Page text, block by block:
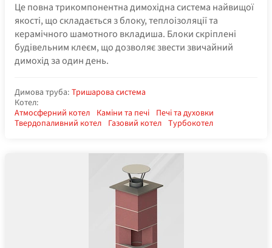
Це повна трикомпонентна димохідна система найвищої
якості, що складається з блоку, теплоізоляції та
керамічного шамотного вкладиша. Блоки скріплені
будівельним клеєм, що дозволяє звести звичайний
димохід за один день.
Димова труба: Тришарова система
Котел:
Атмосферний котел Каміни та печі Печі та духовки
Твердопаливний котел Газовий котел Турбокотел